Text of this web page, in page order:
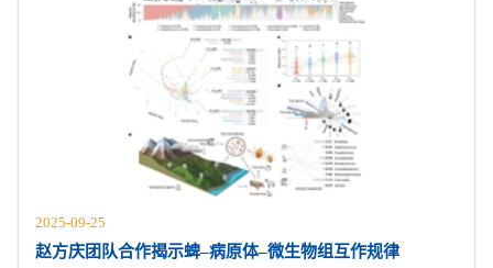
2025-09-25
赵方庆团队合作揭示蜱–病原体–微生物组互作规律